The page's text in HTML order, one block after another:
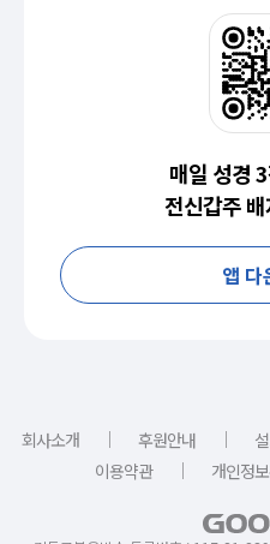
매일 성경
전신갑주
앱 다
회사소개 ｜ 후원안내 ｜
이용약관
｜ 개인정